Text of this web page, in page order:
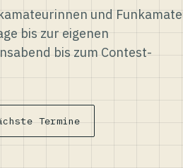
und
bis zur eigenen
bis zum Contest-
Termine